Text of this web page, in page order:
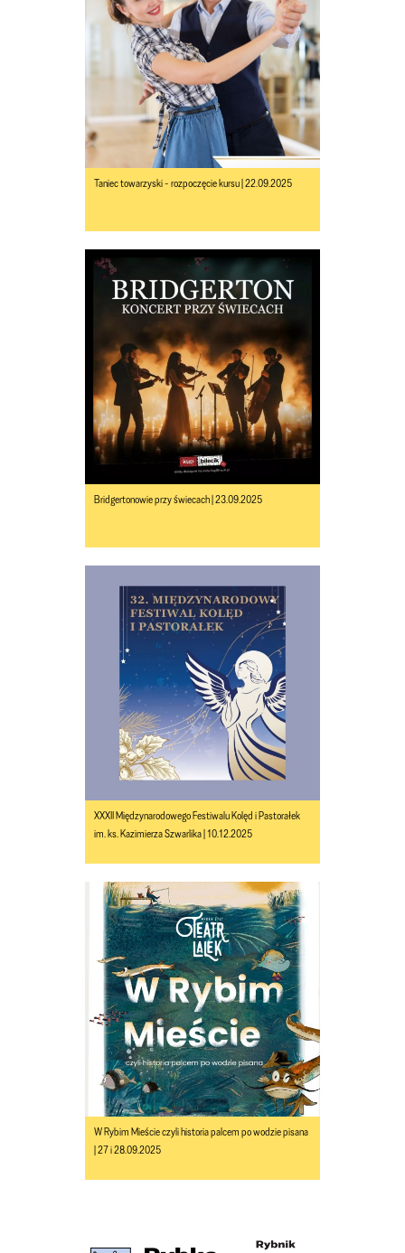
Taniec towarzyski - rozpoczęcie kursu | 22.09.2025
Bridgertonowie przy świecach | 23.09.2025
XXXII Międzynarodowego Festiwalu Kolęd i Pastorałek
im. ks. Kazimierza Szwarlika | 10.12.2025
W Rybim Mieście czyli historia palcem po wodzie pisana
| 27 i 28.09.2025